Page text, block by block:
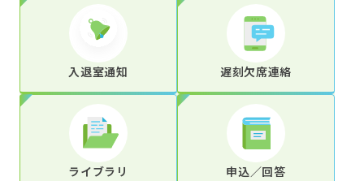
入退室通知 遅刻欠席連絡
ライブラリ
申込／回答